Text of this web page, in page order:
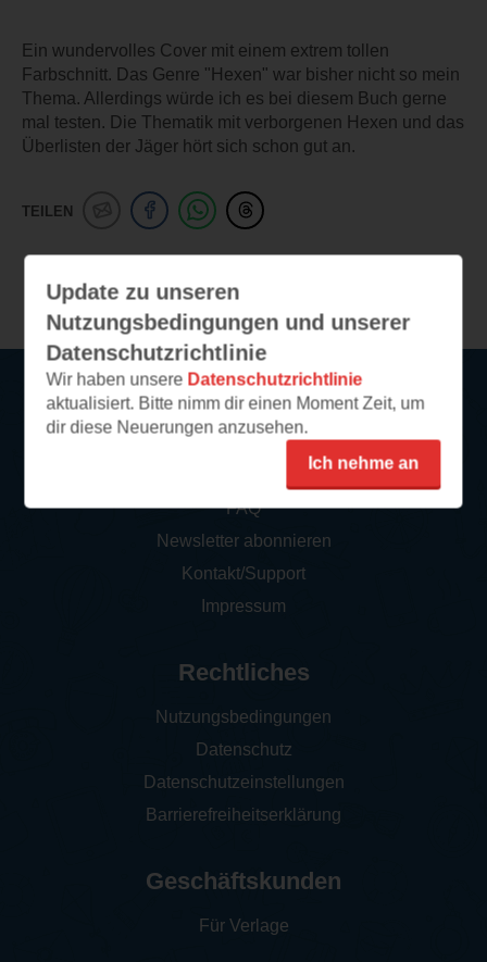
Ein wundervolles Cover mit einem extrem tollen
Farbschnitt. Das Genre "Hexen" war bisher nicht so mein
Thema. Allerdings würde ich es bei diesem Buch gerne
mal testen. Die Thematik mit verborgenen Hexen und das
Überlisten der Jäger hört sich schon gut an.
TEILEN
Update zu unseren
Nutzungsbedingungen und unserer
Datenschutzrichtlinie
Wir haben unsere Datenschutzrichtlinie
aktualisiert. Bitte nimm dir einen Moment Zeit, um
dir diese Neuerungen anzusehen.
Ich nehme an
Service
FAQ
Newsletter abonnieren
Kontakt/Support
Impressum
Rechtliches
Nutzungsbedingungen
Datenschutz
Datenschutzeinstellungen
Barrierefreiheitserklärung
Geschäftskunden
Für Verlage